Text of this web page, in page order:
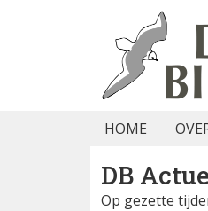
HOME
DB
Op gezette